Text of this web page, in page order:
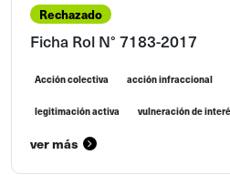
Rechazado
Ficha Rol N° 7183-2017
Acción colectiva acción infraccional
legitimación activa vulneración de
ver más